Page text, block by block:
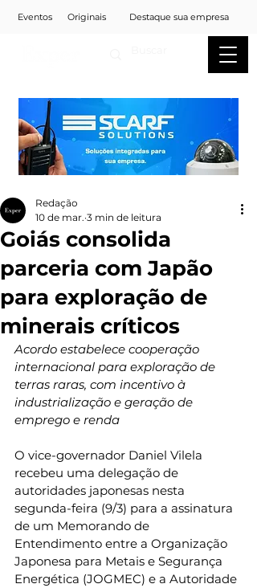
Eventos Originais Destaque sua empresa
Goiás consolida
parceria com Japão
para exploração de
minerais críticos
Redação
10 de mar. 3 min de leitura
Acordo estabelece cooperação
internacional para exploração de
terras raras, com incentivo à
industrialização e geração de
emprego e renda
O vice-governador Daniel Vilela
recebeu uma delegação de
autoridades japonesas nesta
segunda-feira (9/3) para a assinatura
de um Memorando de
Entendimento entre a Organização
Japonesa para Metais e Segurança
Energética (JOGMEC) e a Autoridade